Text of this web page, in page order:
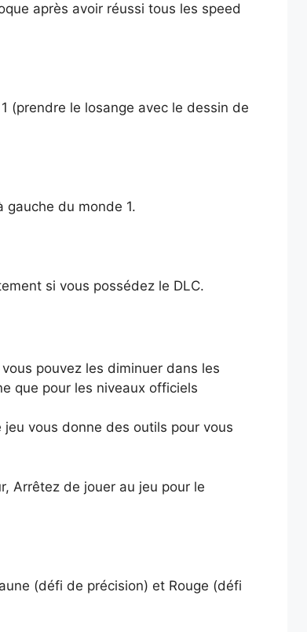
après avoir réussi tous les speed
(prendre le losange avec le dessin de
du monde 1.
si vous possédez le DLC.
pouvez les diminuer dans les
que pour les niveaux officiels
vous donne des outils pour vous
Arrêtez de jouer au jeu pour le
(défi de précision) et Rouge (défi